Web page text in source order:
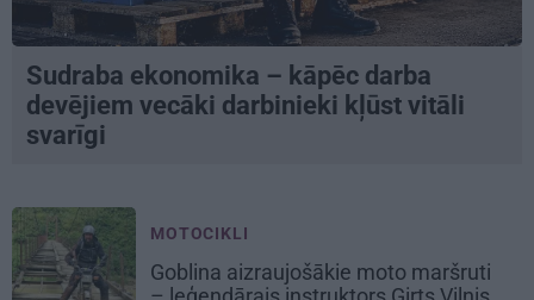
Sudraba ekonomika – kāpēc darba
devējiem vecāki darbinieki kļūst vitāli
svarīgi
MOTOCIKLI
Goblina aizraujošākie moto maršruti